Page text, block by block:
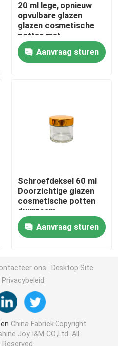
20 ml lege, opnieuw
opvulbare glazen
glazen cosmetische
potten met
schroefdeksel
Aanvraag sturen
Schroefdeksel 60 ml
Doorzichtige glazen
cosmetische potten
duurzaam
Aanvraag sturen
ons
Desktop Site
Privacybeleid
China Fabriek.Copyright
Joy I&M CO.,Ltd. All